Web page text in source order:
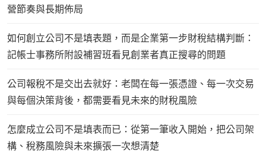
營節奏與長期佈局
如何創立公司不是填表題，而是企業第一步財稅結構判斷：
記帳士事務所附設補習班看見創業者真正搜尋的問題
公司報稅不是交出去就好：老闆在每一張憑證、每一次交易
與每個決策背後，都需要看見未來的財稅風險
怎麼成立公司不是填表而已：從第一筆收入開始，把公司架
構、稅務風險與未來擴張一次想清楚